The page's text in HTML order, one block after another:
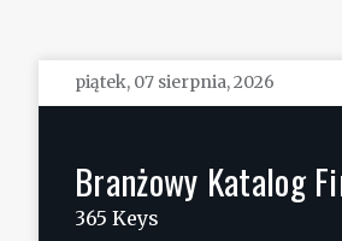
Skip
to
piątek, 07 sierpnia, 2026
Branżowy Katalog
365 Keys